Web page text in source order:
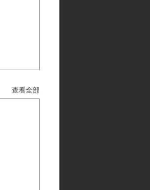
查看全部